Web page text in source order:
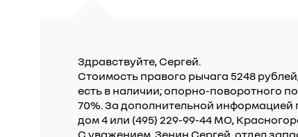
Здравствуйте, Сергей.
Стоимость правого рычага 5248
есть в наличии; опорно-поворотного
70%. За дополнительной информацией
дом 4 или (495) 229-99-44 МО,
С уважением, Зенин Сергей, отдел